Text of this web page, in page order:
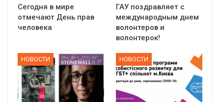
Сегодня в мире
отмечают День прав
человека
ГАУ поздравляет с
международным днем
волонтеров и
волонтерок!
НОВОСТИ НОВОСТИ